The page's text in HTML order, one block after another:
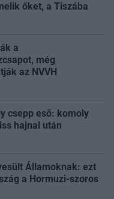
őket, a Tiszába
a
még
az NVVH
csepp eső: komoly
hajnal után
Államoknak: ezt
a Hormuzi-szoros